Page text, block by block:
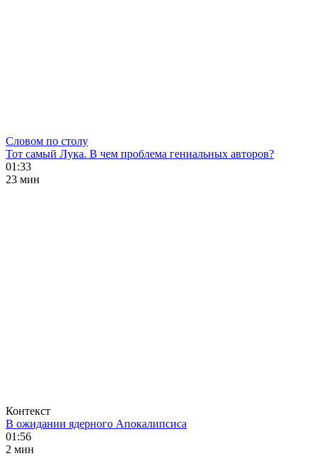
Словом по столу
Тот самый Лука. В чем проблема гениальных авторов?
01:33
23 мин
Контекст
В ожидании ядерного Апокалипсиса
01:56
2 мин